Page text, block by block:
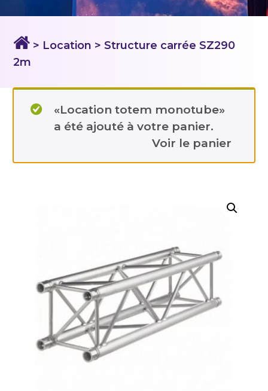
> Location > Structure carrée SZ290
2m
«Location totem monotube»
a été ajouté à votre panier.
Voir le panier